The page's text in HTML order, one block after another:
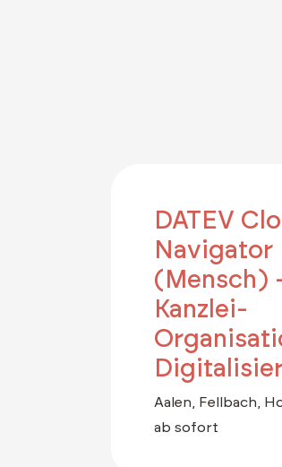
DATEV
Navigator
(Mensch)
Kanzlei-
Aalen, Fellbach,
ab sofort